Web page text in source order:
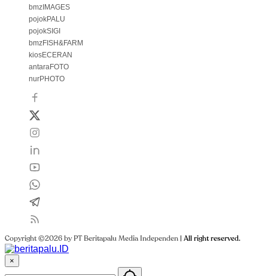
bmzIMAGES
pojokPALU
pojokSIGI
bmzFISH&FARM
kiosECERAN
antaraFOTO
nurPHOTO
Copyright ©2026 by PT Beritapalu Media Independen All right reserved.
×